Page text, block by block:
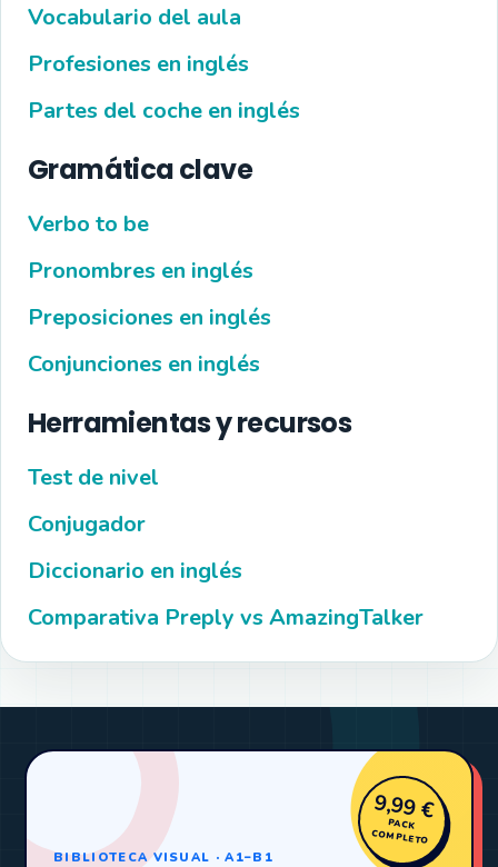
Vocabulario del aula
Profesiones en inglés
Partes del coche en inglés
Gramática clave
Verbo to be
Pronombres en inglés
Preposiciones en inglés
Conjunciones en inglés
Herramientas y recursos
Test de nivel
Conjugador
Diccionario en inglés
Comparativa Preply vs AmazingTalker
BIBLIOTECA VISUAL · A1–B1
9,99 €
PACK
COMPLETO